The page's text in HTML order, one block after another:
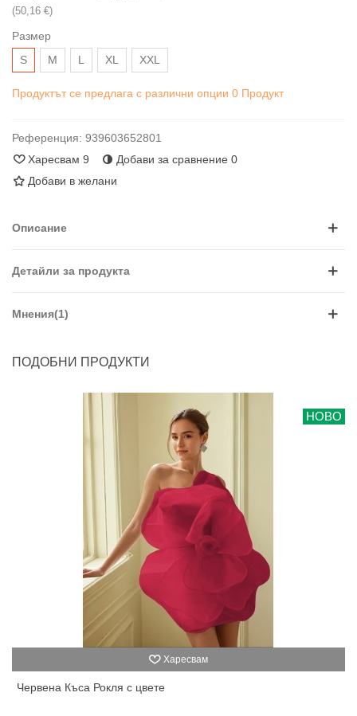
(50,16 €)
Размер
S
М L XL XXL
Продуктът се предлага с различни опции 0 Продукт
Референция: 939603652801
Харесвам 9 Добави за сравнение 0
Добави в желани
Описание
Детайли за продукта
Мнения(1)
ПОДОБНИ ПРОДУКТИ
НОВО
Харесвам
Червена Къса Рокля с цвете